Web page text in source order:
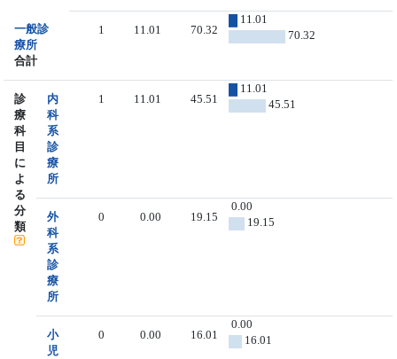
一般診
療所
合計
1 11.01 70.32
11.01
70.32
診
療
科
目
に
よ
る
分
類
内
科
系
診
療
所
1 11.01 45.51
11.01
45.51
外
科
系
診
療
所
0 0.00 19.15
0.00
19.15
小
児
0 0.00 16.01
0.00
16.01